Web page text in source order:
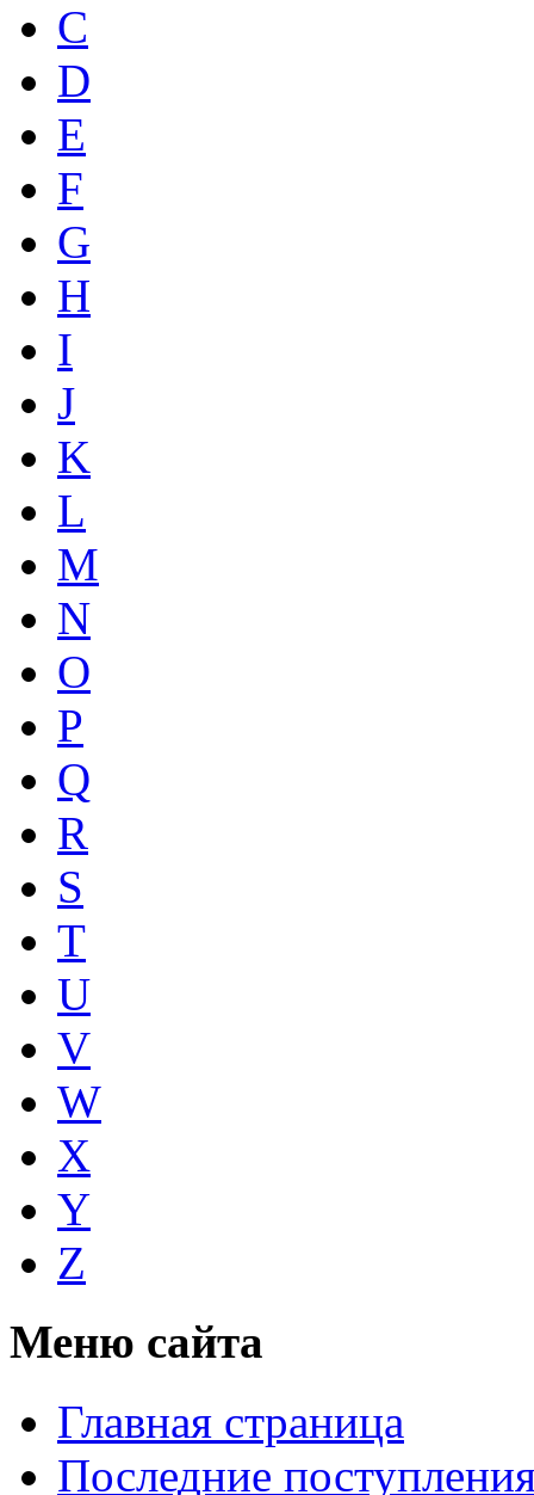
C
D
E
F
G
H
I
J
K
L
M
N
O
P
Q
R
S
T
U
V
W
X
Y
Z
Меню сайта
Главная страница
Последние